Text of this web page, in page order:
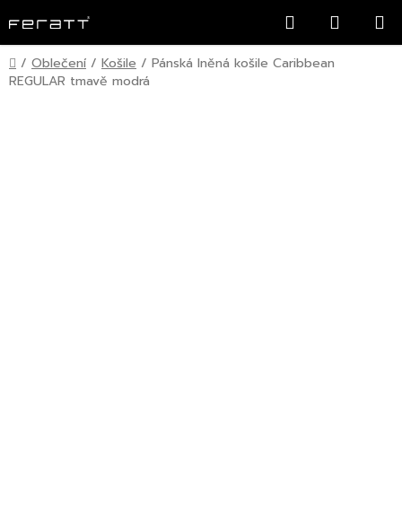
na
obsah
Hledat
KOŠÍK
Domů
/ Oblečení / Košile / Pánská lněná košile Caribbean
REGULAR tmavě modrá